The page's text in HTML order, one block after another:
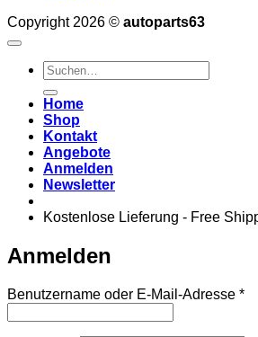
Copyright 2026 © autoparts63
Suchen
nach:
Home
Shop
Kontakt
Angebote
Anmelden
Newsletter
Kostenlose Lieferung - Free
Anmelden
Benutzername oder E-Mail-Adresse *